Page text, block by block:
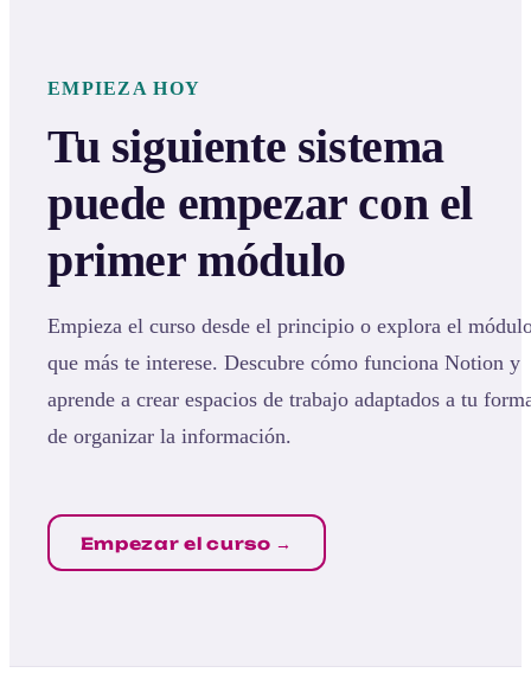
EMPIEZA HOY
Tu siguiente sistema
puede empezar con el
primer módulo
Empieza el curso desde el principio o explora el
que más te interese. Descubre cómo funciona Notion y
aprende a crear espacios de trabajo adaptados a tu
de organizar la información.
Empezar el curso →